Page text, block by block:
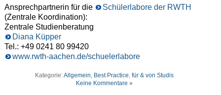
Ansprechpartnerin für die
Schülerlabore der RWTH
(Zentrale Koordination):
Zentrale Studienberatung
Diana Küpper
Tel.: +49 0241 80 99420
www.rwth-aachen.de/schuelerlabore
Kategorie:Allgemein Best Practice ,für & von Studis
Keine Kommentare »